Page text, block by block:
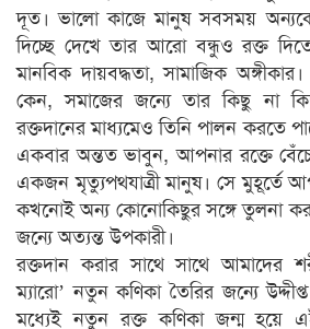
দূত। ভালো কাজে মানুষ সবসময় অন্যকে
দিচ্ছে দেখে তার আরো বন্ধুও রক্ত
মানবিক দায়বদ্ধতা, সামাজিক
কেন, সমাজের জন্যে তার কিছু না
রক্তদানের মাধ্যমেও তিনি পালন করতে
একবার অন্তত ভাবুন, আপনার রক্তে
একজন মৃত্যুপথযাত্রী মানুষ। সে মুহূর্তে
কখনোই অন্য কোনোকিছুর সঙ্গে তুলনা করা
জন্যে অত্যন্ত উপকারী।
রক্তদান করার সাথে সাথে আমাদের
ম্যারো’ নতুন কণিকা তৈরির জন্যে
মধ্যেই নতুন রক্ত কণিকা জন্ম হয়ে